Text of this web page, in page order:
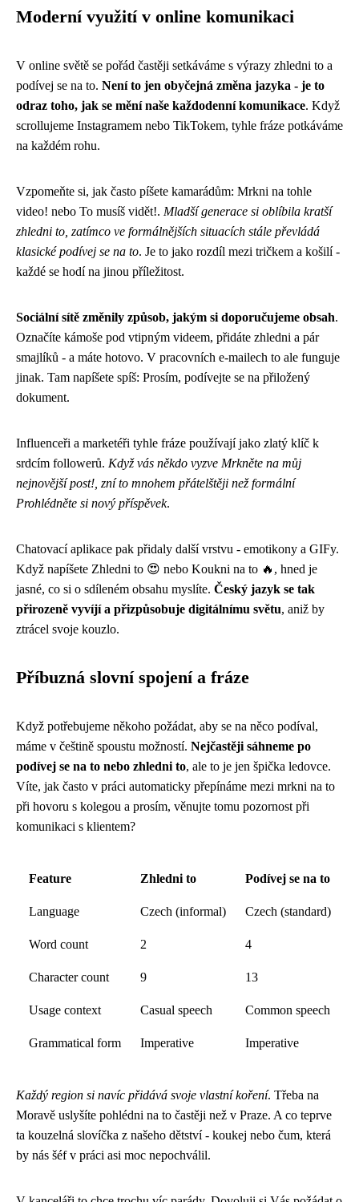
Moderní využití v online komunikaci
V online světě se pořád častěji setkáváme s výrazy zhledni to a
podívej se na to. Není to jen obyčejná změna jazyka - je to
odraz toho, jak se mění naše každodenní komunikace. Když
scrollujeme Instagramem nebo TikTokem, tyhle fráze potkáváme
na každém rohu.
Vzpomeňte si, jak často píšete kamarádům: Mrkni na tohle
video! nebo To musíš vidět!. Mladší generace si oblíbila kratší
zhledni to, zatímco ve formálnějších situacích stále převládá
klasické podívej se na to. Je to jako rozdíl mezi tričkem a košilí -
každé se hodí na jinou příležitost.
Sociální sítě změnily způsob, jakým si doporučujeme obsah.
Označíte kámoše pod vtipným videem, přidáte zhledni a pár
smajlíků - a máte hotovo. V pracovních e-mailech to ale funguje
jinak. Tam napíšete spíš: Prosím, podívejte se na přiložený
dokument.
Influenceři a marketéři tyhle fráze používají jako zlatý klíč k
srdcím followerů. Když vás někdo vyzve Mrkněte na můj
nejnovější post!, zní to mnohem přátelštěji než formální
Prohlédněte si nový příspěvek.
Chatovací aplikace pak přidaly další vrstvu - emotikony a GIFy.
Když napíšete Zhledni to 😍 nebo Koukni na to 🔥, hned je
jasné, co si o sdíleném obsahu myslíte. Český jazyk se tak
přirozeně vyvíjí a přizpůsobuje digitálnímu světu, aniž by
ztrácel svoje kouzlo.
Příbuzná slovní spojení a fráze
Když potřebujeme někoho požádat, aby se na něco podíval,
máme v češtině spoustu možností. Nejčastěji sáhneme po
podívej se na to nebo zhledni to, ale to je jen špička ledovce.
Víte, jak často v práci automaticky přepínáme mezi mrkni na to
při hovoru s kolegou a prosím, věnujte tomu pozornost při
komunikaci s klientem?
Feature Zhledni to Podívej se na to
Language Czech (informal) Czech (standard)
Word count 2 4
Character count 9 13
Usage context Casual speech Common speech
Grammatical form Imperative Imperative
Každý region si navíc přidává svoje vlastní koření. Třeba na
Moravě uslyšíte pohlédni na to častěji než v Praze. A co teprve
ta kouzelná slovíčka z našeho dětství - koukej nebo čum, která
by nás šéf v práci asi moc nepochválil.